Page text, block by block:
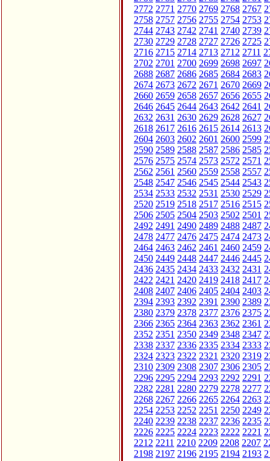
2772 2771 2770 2769 2768 2767
2758 2757 2756 2755 2754 2753
2744 2743 2742 2741 2740 2739
2730 2729 2728 2727 2726 2725
2716 2715 2714 2713 2712 2711
2702 2701 2700 2699 2698 2697
2688 2687 2686 2685 2684 2683
2674 2673 2672 2671 2670 2669
2660 2659 2658 2657 2656 2655
2646 2645 2644 2643 2642 2641
2632 2631 2630 2629 2628 2627
2618 2617 2616 2615 2614 2613
2604 2603 2602 2601 2600 2599
2590 2589 2588 2587 2586 2585
2576 2575 2574 2573 2572 2571
2562 2561 2560 2559 2558 2557
2548 2547 2546 2545 2544 2543
2534 2533 2532 2531 2530 2529
2520 2519 2518 2517 2516 2515
2506 2505 2504 2503 2502 2501
2492 2491 2490 2489 2488 2487
2478 2477 2476 2475 2474 2473
2464 2463 2462 2461 2460 2459
2450 2449 2448 2447 2446 2445
2436 2435 2434 2433 2432 2431
2422 2421 2420 2419 2418 2417
2408 2407 2406 2405 2404 2403
2394 2393 2392 2391 2390 2389
2380 2379 2378 2377 2376 2375
2366 2365 2364 2363 2362 2361
2352 2351 2350 2349 2348 2347
2338 2337 2336 2335 2334 2333
2324 2323 2322 2321 2320 2319
2310 2309 2308 2307 2306 2305
2296 2295 2294 2293 2292 2291
2282 2281 2280 2279 2278 2277
2268 2267 2266 2265 2264 2263
2254 2253 2252 2251 2250 2249
2240 2239 2238 2237 2236 2235
2226 2225 2224 2223 2222 2221
2212 2211 2210 2209 2208 2207
2198 2197 2196 2195 2194 2193